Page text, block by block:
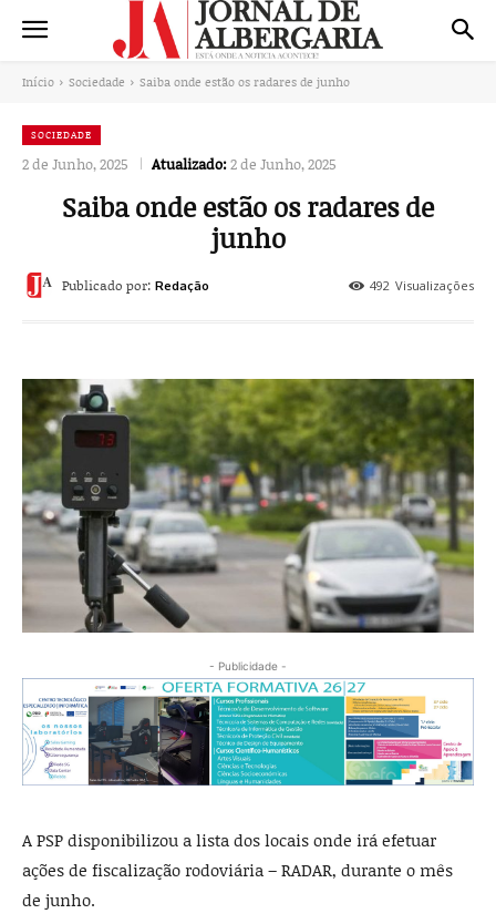
Início Sociedade Saiba onde estão os radares de junho
SOCIEDADE
2 de Junho, 2025 Atualizado:2 de Junho, 2025
Saiba onde estão os radares de
junho
492 Visualizações
Publicado por: Redação
- Publicidade -
A PSP disponibilizou a lista dos locais onde irá efetuar
ações de fiscalização rodoviária – RADAR, durante o mês
de junho.